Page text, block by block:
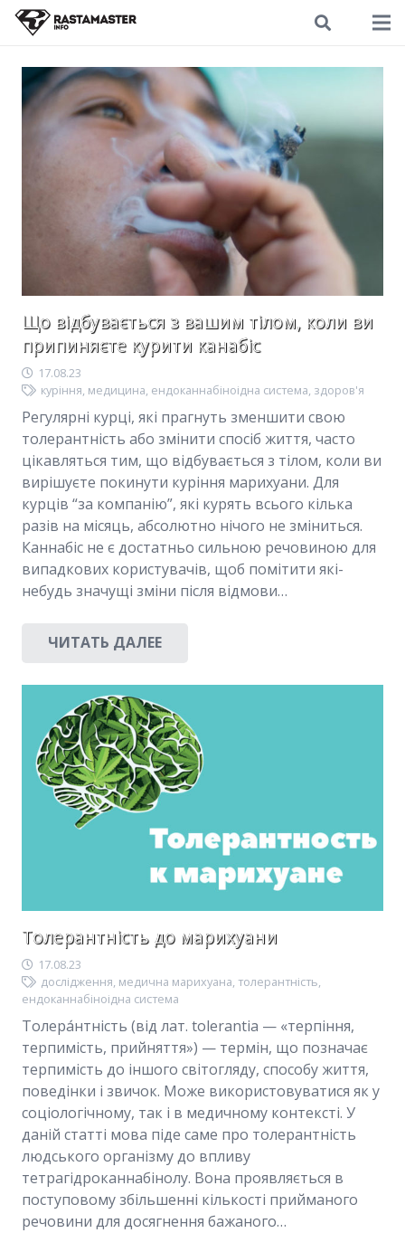
Що відбувається з вашим тілом, коли ви
припиняєте курити канабіс
17.08.23
куріння, медицина, ендоканнабіноідна система, здоров'я
Регулярні курці, які прагнуть зменшити свою
толерантність або змінити спосіб життя, часто
цікавляться тим, що відбувається з тілом, коли ви
вирішуєте покинути куріння марихуани. Для
курців “за компанію”, які курять всього кілька
разів на місяць, абсолютно нічого не зміниться.
Каннабіс не є достатньо сильною речовиною для
випадкових користувачів, щоб помітити які-
небудь значущі зміни після відмови…
ЧИТАТЬ ДАЛЕЕ
Толерантність до марихуани
17.08.23
дослідження, медична марихуана,толерантність,
ендоканнабіноідна система
Толера́нтність (від лат. tolerantia — «терпіння,
терпимість, прийняття») — термін, що позначає
терпимість до іншого світогляду, способу життя,
поведінки і звичок. Може використовуватися як у
соціологічному, так і в медичному контексті. У
даній статті мова піде саме про толерантність
людського організму до впливу
тетрагідроканнабінолу. Вона проявляється в
поступовому збільшенні кількості прийманого
речовини для досягнення бажаного…